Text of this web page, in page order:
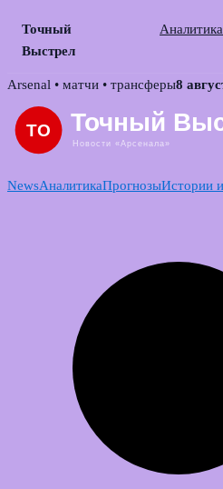
Точный
Выстрел
Аналитика
Skip
content
Arsenal • матчи • трансферы8
NewsАналитикаПрогнозыИстории